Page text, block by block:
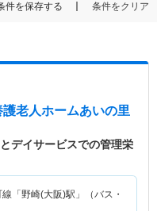
件を保存する 条件をクリア
老人ホームあいの里
デイサービスでの管理栄
線「野崎(大阪)駅」（バス・